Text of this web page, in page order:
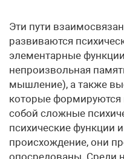
Эти пути
развиваются
элементарные
непроизвольная
мышление), а также
которые формируются
собой сложные
психические функции
происхождение, они
опосредованы. Среди